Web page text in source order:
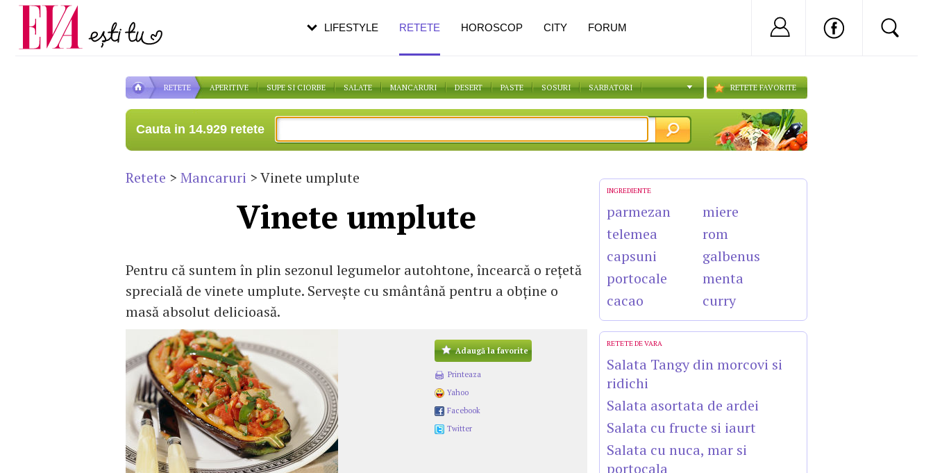
RETETE APERITIVE SUPE SI CIORBE SALATE MANCARURI DESERT PASTE SOSURI SARBATORI RETETE FAVORITE
Cauta in 14.929 retete
Retete > Mancaruri > Vinete umplute
Vinete umplute
Pentru că suntem în plin sezonul legumelor autohtone, încearcă o reţetă
sprecială de vinete umplute. Serveşte cu smântână pentru a obţine o
masă absolut delicioasă.
Adaugă la favorite
Printeaza
Yahoo
Facebook
Twitter
INGREDIENTE
parmezan
telemea
capsuni
portocale
cacao
miere
rom
galbenus
menta
curry
RETETE DE VARA
Salata Tangy din morcovi si
ridichi
Salata asortata de ardei
Salata cu fructe si iaurt
Salata cu nuca, mar si
portocala
LIFESTYLE RETETE HOROSCOP CITY FORUM Nu ai cont?
Carieră
Actualitate